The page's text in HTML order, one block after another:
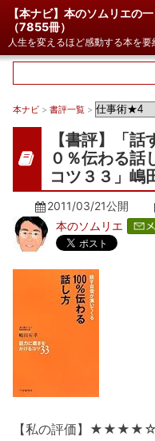
【本ナビ】本のソムリエの
（7855冊）
人生を変えるほど感動する本を
本ナビ > 書評一覧 >
【書評】「
０％伝わる話
コツ３３」嶋
2011/03/21公開
本のソムリエ
【私の評価】★★★★☆